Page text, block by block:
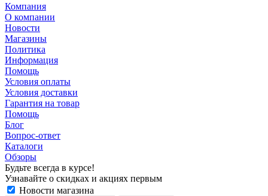
Компания
О компании
Новости
Магазины
Политика
Информация
Помощь
Условия оплаты
Условия доставки
Гарантия на товар
Помощь
Блог
Вопрос-ответ
Каталоги
Обзоры
Будьте всегда в курсе!
Узнавайте о скидках и акциях первым
Новости магазина